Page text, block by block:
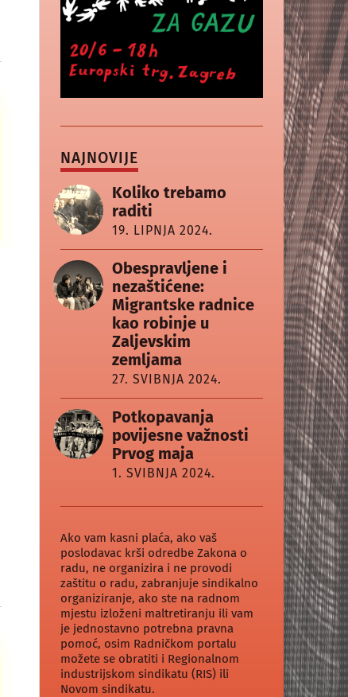
NAJNOVIJE
Koliko trebamo
raditi
19. LIPNJA 2024.
Obespravljene i
nezaštićene:
Migrantske radnice
kao robinje u
Zaljevskim
zemljama
27. SVIBNJA 2024.
Potkopavanja
povijesne važnosti
Prvog maja
1. SVIBNJA 2024.
Ako vam kasni plaća, ako vaš
poslodavac krši odredbe Zakona o
radu, ne organizira i ne provodi
zaštitu o radu, zabranjuje sindikalno
organiziranje, ako ste na radnom
mjestu izloženi maltretiranju ili vam
je jednostavno potrebna pravna
pomoć, osim Radničkom portalu
možete se obratiti i Regionalnom
industrijskom sindikatu (RIS) ili
Novom sindikatu.